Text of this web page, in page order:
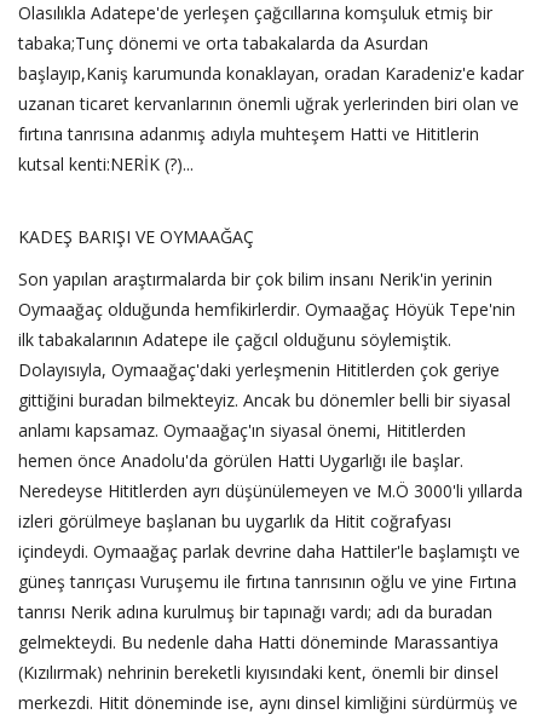
Olasılıkla Adatepe'de yerleşen çağcıllarına komşuluk etmiş bir
tabaka;Tunç dönemi ve orta tabakalarda da Asurdan
başlayıp,Kaniş karumunda konaklayan, oradan Karadeniz'e kadar
uzanan ticaret kervanlarının önemli uğrak yerlerinden biri olan ve
fırtına tanrısına adanmış adıyla muhteşem Hatti ve Hititlerin
kutsal kenti:NERİK (?)...
KADEŞ BARIŞI VE OYMAAĞAÇ
Son yapılan araştırmalarda bir çok bilim insanı Nerik'in yerinin
Oymaağaç olduğunda hemfikirlerdir. Oymaağaç Höyük Tepe'nin
ilk tabakalarının Adatepe ile çağcıl olduğunu söylemiştik.
Dolayısıyla, Oymaağaç'daki yerleşmenin Hititlerden çok geriye
gittiğini buradan bilmekteyiz. Ancak bu dönemler belli bir siyasal
anlamı kapsamaz. Oymaağaç'ın siyasal önemi, Hititlerden
hemen önce Anadolu'da görülen Hatti Uygarlığı ile başlar.
Neredeyse Hititlerden ayrı düşünülemeyen ve M.Ö 3000'li yıllarda
izleri görülmeye başlanan bu uygarlık da Hitit coğrafyası
içindeydi. Oymaağaç parlak devrine daha Hattiler'le başlamıştı ve
güneş tanrıçası Vuruşemu ile fırtına tanrısının oğlu ve yine Fırtına
tanrısı Nerik adına kurulmuş bir tapınağı vardı; adı da buradan
gelmekteydi. Bu nedenle daha Hatti döneminde Marassantiya
(Kızılırmak) nehrinin bereketli kıyısındaki kent, önemli bir dinsel
merkezdi. Hitit döneminde ise, aynı dinsel kimliğini sürdürmüş ve